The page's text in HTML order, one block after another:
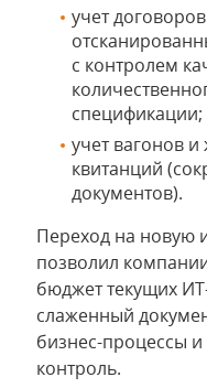
учет
с контролем
спецификации;
учет вагонов
квитанций
документов).
Переход на новую
позволил
бюджет текущих
слаженный
бизнес-процессы
контроль.